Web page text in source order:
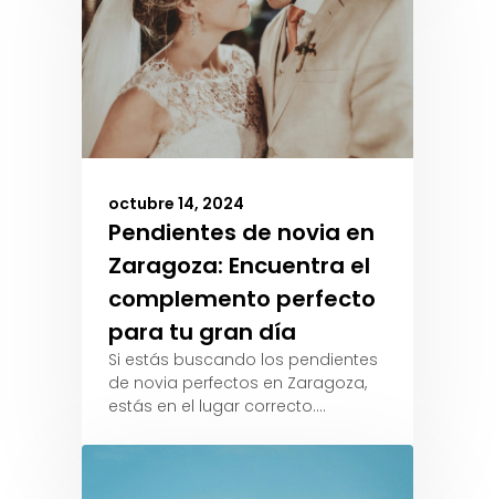
octubre 14, 2024
Pendientes de novia en
Zaragoza: Encuentra el
complemento perfecto
para tu gran día
Si estás buscando los pendientes
de novia perfectos en Zaragoza,
estás en el lugar correcto.…